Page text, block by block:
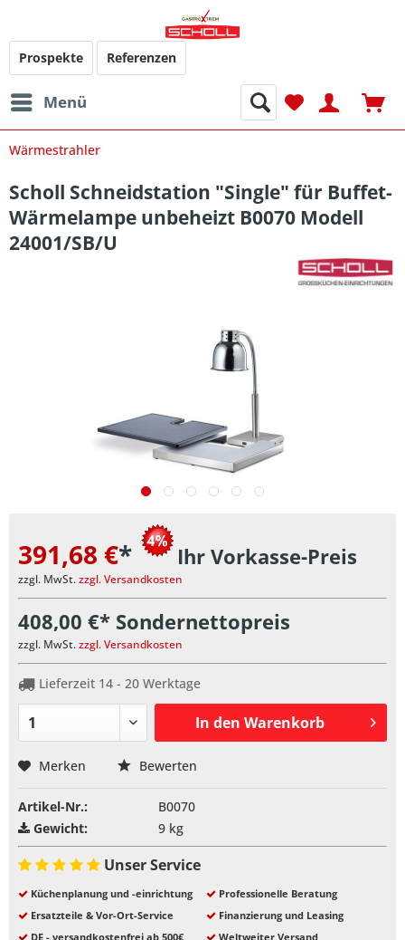
Prospekte Referenzen
Menü
Wärmestrahler
Scholl Schneidstation "Single" für Buffet-
Wärmelampe unbeheizt B0070 Modell
24001/SB/U
391,68 €* Ihr Vorkasse-Preis
zzgl. MwSt.zzgl. Versandkosten
408,00 €* Sondernettopreis
zzgl. MwSt.zzgl. Versandkosten
Lieferzeit 14 - 20 Werktage
In den Warenkorb
Merken Bewerten
Artikel-Nr.:
B0070
Gewicht:
9 kg
Unser Service
Küchenplanung und -einrichtung
Professionelle Beratung
Ersatzteile & Vor-Ort-Service
Finanzierung und Leasing
DE - versandkostenfrei ab 500€
Weltweiter Versand